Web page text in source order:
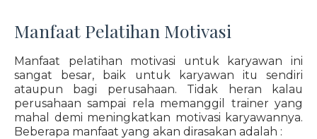
Manfaat Pelatihan Motivasi
Manfaat pelatihan motivasi untuk karyawan ini
sangat besar, baik untuk karyawan itu sendiri
ataupun bagi perusahaan. Tidak heran kalau
perusahaan sampai rela memanggil trainer yang
mahal demi meningkatkan motivasi karyawannya.
Beberapa manfaat yang akan dirasakan adalah :